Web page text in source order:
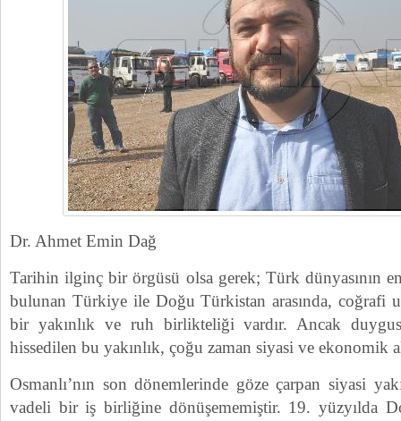
Dr. Ahmet Emin Dağ
Tarihin ilginç bir örgüsü olsa gerek; Türk dünyasının
bulunan Türkiye ile Doğu Türkistan arasında, coğrafi
bir yakınlık ve ruh birlikteliği vardır. Ancak
hissedilen bu yakınlık, çoğu zaman siyasi ve ekonomik
Osmanlı’nın son dönemlerinde göze çarpan siyasi
vadeli bir iş birliğine dönüşememiştir. 19. yüzyılda